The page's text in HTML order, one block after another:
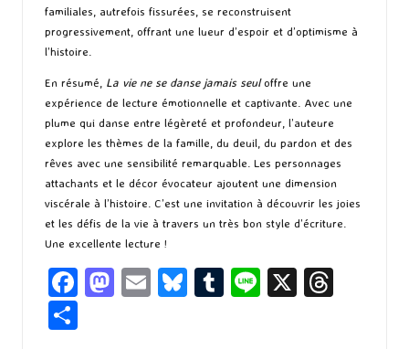
familiales, autrefois fissurées, se reconstruisent
progressivement, offrant une lueur d’espoir et d’optimisme à
l’histoire.
En résumé, La vie ne se danse jamais seuloffre une
expérience de lecture émotionnelle et captivante. Avec une
plume qui danse entre légèreté et profondeur, l’auteure
explore les thèmes de la famille, du deuil, du pardon et des
rêves avec une sensibilité remarquable. Les personnages
attachants et le décor évocateur ajoutent une dimension
viscérale à l’histoire. C’est une invitation à découvrir les joies
et les défis de la vie à travers un très bon style d’écriture.
Une excellente lecture !
Fa M E
Bl T
Li X